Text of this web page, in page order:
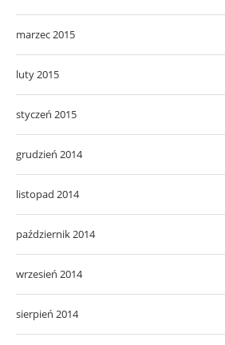
marzec 2015
luty 2015
styczeń 2015
grudzień 2014
listopad 2014
październik 2014
wrzesień 2014
sierpień 2014